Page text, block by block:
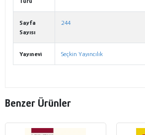
Sayfa
Sayısı
244
Yayınevi Seçkin Yayıncılık
Benzer Ürünler